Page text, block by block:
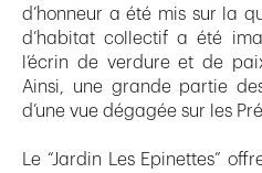
d’honneur a été mis sur la
d’habitat collectif a été
l’écrin de verdure et de
Ainsi, une grande partie
d’une vue dégagée sur les
Le “Jardin Les Epinettes”